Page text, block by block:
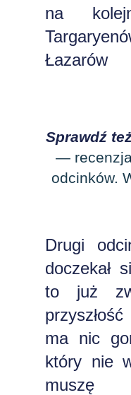
na
Łazarów
Sprawdź
—
odcinków.
Drugi
doczekał
to już
ma nic
który nie
muszę